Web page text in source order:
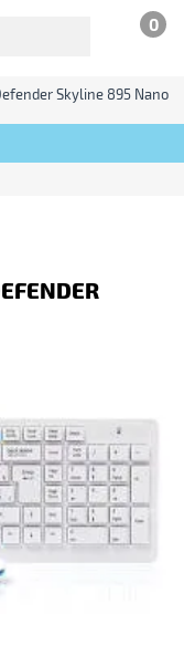
0
Skyline 895 Nano